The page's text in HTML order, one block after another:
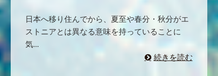
日本へ移り住んでから、夏至や春分・秋分がエ
ストニアとは異なる意味を持っていることに
気...
続きを読む